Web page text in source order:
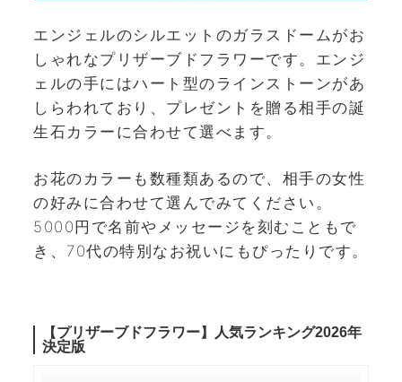
エンジェルのシルエットのガラスドームがお
しゃれなプリザーブドフラワーです。エンジ
ェルの手にはハート型のラインストーンがあ
しらわれており、プレゼントを贈る相手の誕
生石カラーに合わせて選べます。
お花のカラーも数種類あるので、相手の女性
の好みに合わせて選んでみてください。
5000円で名前やメッセージを刻むこともで
き、70代の特別なお祝いにもぴったりです。